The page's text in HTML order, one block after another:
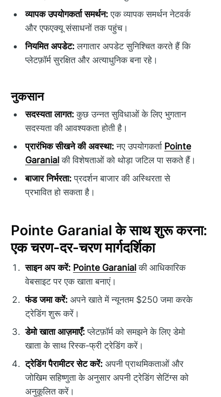
व्यापक उपयोगकर्ता समर्थन:एक व्यापक समर्थन नेटवर्क
और एफएक्यू संसाधनों तक पहुंच।
नियमित अपडेट:लगातार अपडेट सुनिश्चित करते हैं कि
प्लेटफ़ॉर्म सुरक्षित और अत्याधुनिक बना रहे।
नुकसान
सदस्यता लागत:कुछ उन्नत सुविधाओं के लिए भुगतान
सदस्यता की आवश्यकता होती है।
प्रारंभिक सीखने की अवस्था:नए उपयोगकर्ता Pointe
Garanialकी विशेषताओं को थोड़ा जटिल पा सकते हैं।
बाजार निर्भरता:प्रदर्शन बाजार की अस्थिरता से
प्रभावित हो सकता है।
Pointe Garanial के साथ शुरू करना:
एक चरण-दर-चरण मार्गदर्शिका
साइन अप करें: Pointe Garanialकी आधिकारिक
वेबसाइट पर एक खाता बनाएं।
फंड जमा करें: अपने खाते में न्यूनतम $250 जमा करके
ट्रेडिंग शुरू करें।
डेमो खाता आज़माएँ:प्लेटफ़ॉर्म को समझने के लिए डेमो
खाता के साथ रिस्क-फ्री ट्रेडिंग करें।
ट्रेडिंग पैरामीटर सेट करें: अपनी प्राथमिकताओं और
जोखिम सहिष्णुता के अनुसार अपनी ट्रेडिंग सेटिंग्स को
अनुकूलित करें।